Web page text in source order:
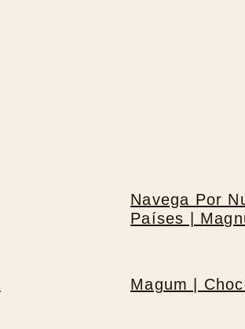
Navega Por
Países |
Magum |